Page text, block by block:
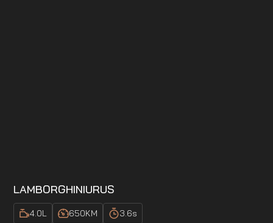
LAMBORGHINIURUS
4.0L 650KM 3.6s